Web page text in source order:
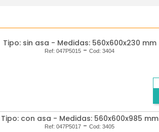
Tipo: sin asa - Medidas: 560x600x230 mm
Ref: 047P5015 - Cod: 3404
Tipo: con asa - Medidas: 560x600x985 mm
Ref: 047P5017 - Cod: 3405